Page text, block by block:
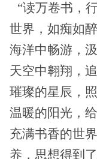
“读万卷书，
世界，如痴如
海洋中畅游，
天空中翱翔，
璀璨的星辰，
温暖的阳光，
充满书香的世
养，思想得到